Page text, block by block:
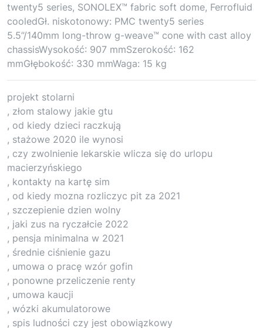
twenty5 series, SONOLEX™ fabric soft dome, Ferrofluid
cooledGł. niskotonowy: PMC twenty5 series
5.5”/140mm long-throw g-weave™ cone with cast alloy
chassisWysokość: 907 mmSzerokość: 162
mmGłębokość: 330 mmWaga: 15 kg
projekt stolarni
, złom stalowy jakie gtu
, od kiedy dzieci raczkują
, stażowe 2020 ile wynosi
, czy zwolnienie lekarskie wlicza się do urlopu
macierzyńskiego
, kontakty na kartę sim
, od kiedy mozna rozliczyc pit za 2021
, szczepienie dzien wolny
, jaki zus na ryczałcie 2022
, pensja minimalna w 2021
, średnie ciśnienie gazu
, umowa o pracę wzór gofin
, ponowne przeliczenie renty
, umowa kaucji
, wózki akumulatorowe
, spis ludności czy jest obowiązkowy